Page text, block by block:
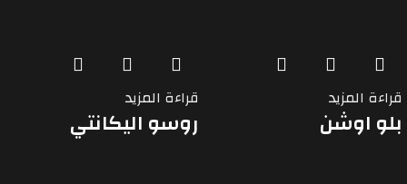
قراءة المزيد
بلو اوشن
قراءة المزيد
روسو اليكانتي